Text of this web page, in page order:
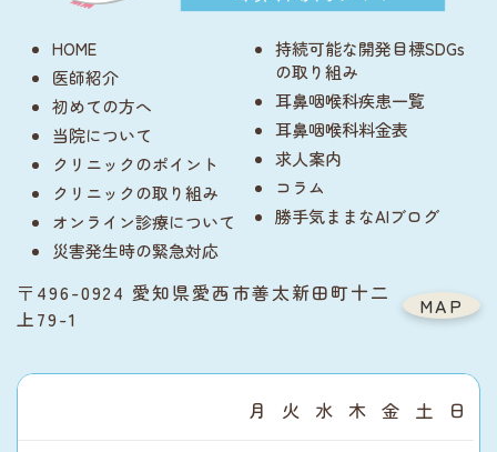
HOME
医師紹介
初めての方へ
当院について
クリニックのポイント
クリニックの取り組み
オンライン診療について
災害発生時の緊急対応
持続可能な開発目標SDGs
の取り組み
耳鼻咽喉科疾患一覧
耳鼻咽喉科料金表
求人案内
コラム
勝手気ままなAIブログ
〒496-0924 愛知県愛西市善太新田町十二
上79-1
MAP
月 火 水 木 金 土 日